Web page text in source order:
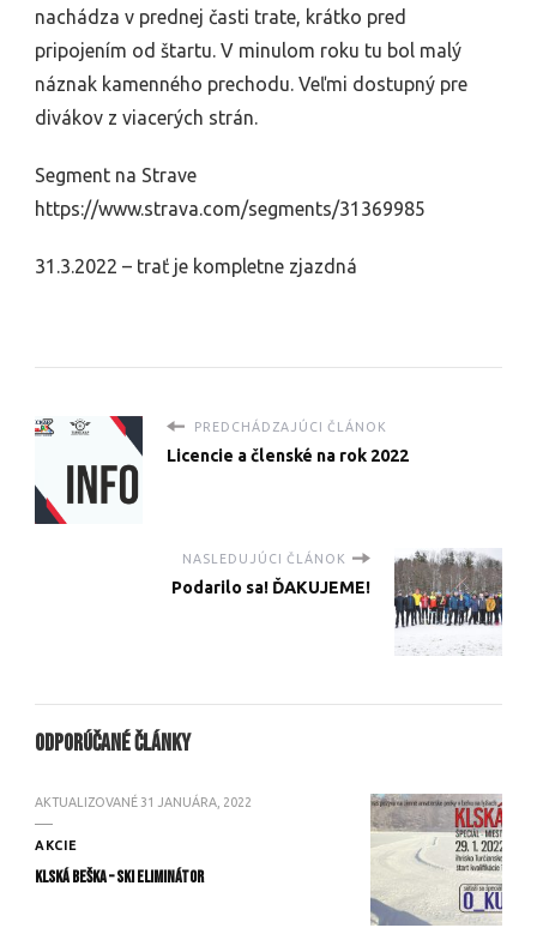
nachádza v prednej časti trate, krátko pred
pripojením od štartu. V minulom roku tu bol malý
náznak kamenného prechodu. Veľmi dostupný pre
divákov z viacerých strán.
Segment na Strave
https://www.strava.com/segments/31369985
31.3.2022 – trať je kompletne zjazdná
PREDCHÁDZAJÚCI ČLÁNOK
Licencie a členské na rok 2022
NASLEDUJÚCI ČLÁNOK
Podarilo sa! ĎAKUJEME!
Odporúčané články
AKTUALIZOVANÉ 31 JANUÁRA, 2022
AKCIE
KLSKÁ BEŠKA – SKI ELIMINÁTOR